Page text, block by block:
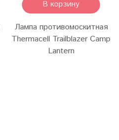
В корзину
Лампа противомоскитная
Thermacell Trailblazer Camp
Lantern